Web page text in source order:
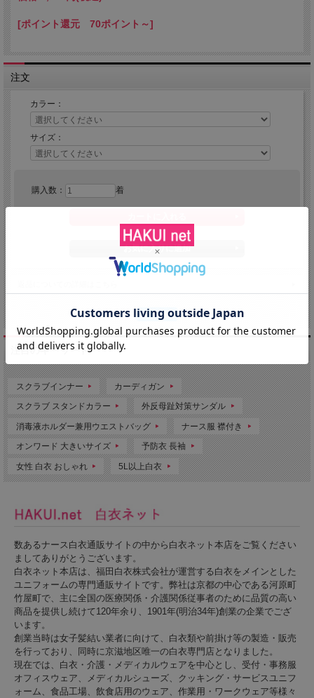
[ポイント還元 70ポイント～]
注文
カラー：
サイズ：
購入数： 着
注目のキーワード
スクラブインナー カーディガン
スクラブ スタンドカラー 外反母趾対策サンダル
消毒液ホルダー兼用ウエストバッグ ナース服 襟付き
オンワード 大きいサイズ 予防衣 長袖
女性 白衣 おしゃれ 5L以上白衣
数あるナース白衣通販サイトの中から白衣ネット本店をご覧ください
ましてありがとうございます。
白衣ネット本店は、福田白衣株式会社が運営する白衣をメインとした
ユニフォームの専門通販サイトです。弊社は京都の中心である河原町
竹屋町で、主に全国の医療関係・介護関係従事者のために品質の高い
商品を提供し続けて120年余り、1901年(明治34年)創業の企業でござ
います。
創業当時は女子髪結い業者に向けて、白衣類や前掛け等の製造・販売
を行っており、同時に京滋地区唯一の白衣専門店となりました。
現在では、白衣・介護・メディカルウェアを中心とし、受付・事務服
オフィスウェア、メディカルシューズ、クッキング・サービスユニフ
ォーム、食品工場、飲食店用のウェア、作業用・ワークウェア等様々